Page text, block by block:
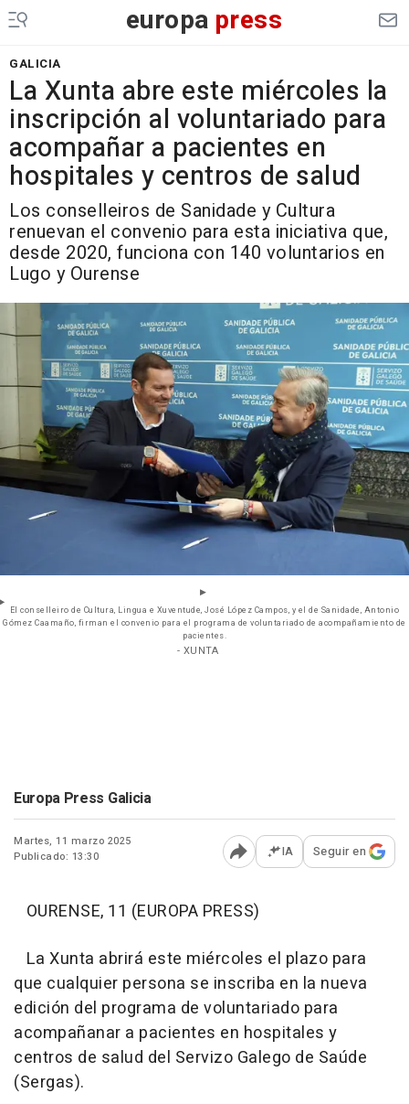
europa press
GALICIA
La Xunta abre este miércoles la
inscripción al voluntariado para
acompañar a pacientes en
hospitales y centros de salud
Los conselleiros de Sanidade y Cultura
renuevan el convenio para esta iniciativa que,
desde 2020, funciona con 140 voluntarios en
Lugo y Ourense
El conselleiro de Cultura, Lingua e Xuventude, José López Campos, y el de Sanidade, Antonio
Gómez Caamaño, firman el convenio para el programa de voluntariado de acompañamiento de
pacientes.
- XUNTA
Europa Press Galicia
Martes, 11 marzo 2025
Publicado: 13:30
Abrir opciones para
IA Seguir en
OURENSE, 11 (EUROPA PRESS)
La Xunta abrirá este miércoles el plazo para
que cualquier persona se inscriba en la nueva
edición del programa de voluntariado para
acompañanar a pacientes en hospitales y
centros de salud del Servizo Galego de Saúde
(Sergas).